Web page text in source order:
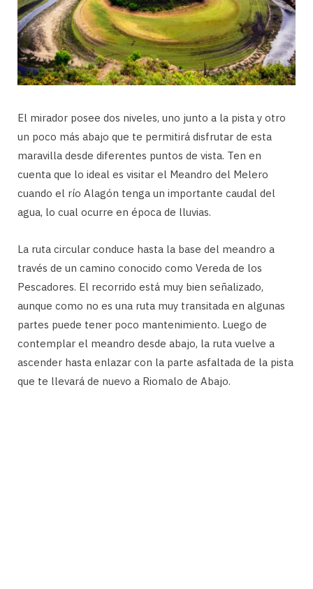
El mirador posee dos niveles, uno junto a la pista y otro
un poco más abajo que te permitirá disfrutar de esta
maravilla desde diferentes puntos de vista. Ten en
cuenta que lo ideal es visitar el Meandro del Melero
cuando el río Alagón tenga un importante caudal del
agua, lo cual ocurre en época de lluvias.
La ruta circular conduce hasta la base del meandro a
través de un camino conocido como Vereda de los
Pescadores. El recorrido está muy bien señalizado,
aunque como no es una ruta muy transitada en algunas
partes puede tener poco mantenimiento. Luego de
contemplar el meandro desde abajo, la ruta vuelve a
ascender hasta enlazar con la parte asfaltada de la pista
que te llevará de nuevo a Riomalo de Abajo.